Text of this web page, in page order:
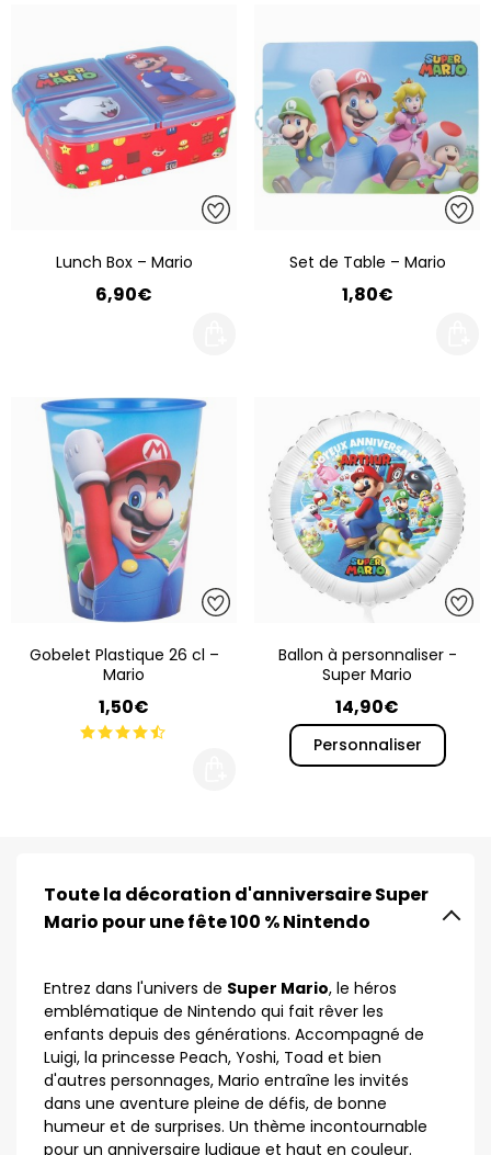
Lunch Box – Mario
6,90€
Set de Table – Mario
1,80€
Gobelet Plastique 26 cl –
Mario
1,50€
Ballon à personnaliser -
Super Mario
14,90€
Personnaliser
Toute la décoration d'anniversaire Super
Mario pour une fête 100 % Nintendo
Entrez dans l'univers de Super Mario, le héros
emblématique de Nintendo qui fait rêver les
enfants depuis des générations. Accompagné de
Luigi, la princesse Peach, Yoshi, Toad et bien
d'autres personnages, Mario entraîne les invités
dans une aventure pleine de défis, de bonne
humeur et de surprises. Un thème incontournable
pour un anniversaire ludique et haut en couleur.